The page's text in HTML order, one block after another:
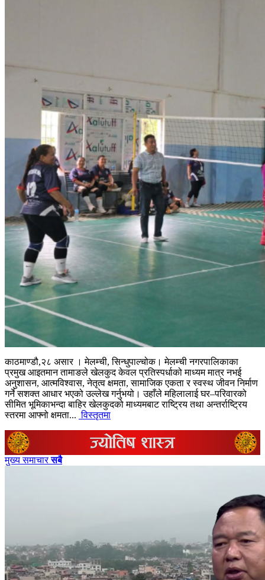
काठमाण्डौ,२८ असार । मेलम्ची, सिन्धुपाल्चोक। मेलम्ची नगरपालिकाका
प्रमुख आइतमान तामाङले खेलकुद केवल प्रतिस्पर्धाको माध्यम मात्र नभई
अनुशासन, आत्मविश्वास, नेतृत्व क्षमता, सामाजिक एकता र स्वस्थ जीवन निर्माण
गर्ने सशक्त आधार भएको उल्लेख गर्नुभयो। उहाँले महिलालाई घर–परिवारको
सीमित भूमिकाभन्दा बाहिर खेलकुदको माध्यमबाट राष्ट्रिय तथा अन्तर्राष्ट्रिय
स्तरमा आफ्नो क्षमता... विस्तृतमा
मुख्य समाचार सबै